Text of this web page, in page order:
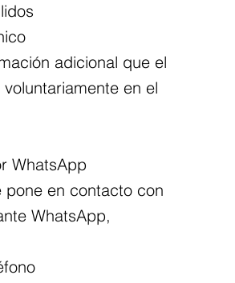
adicional que el
en el
WhatsApp
pone en contacto con
WhatsApp,